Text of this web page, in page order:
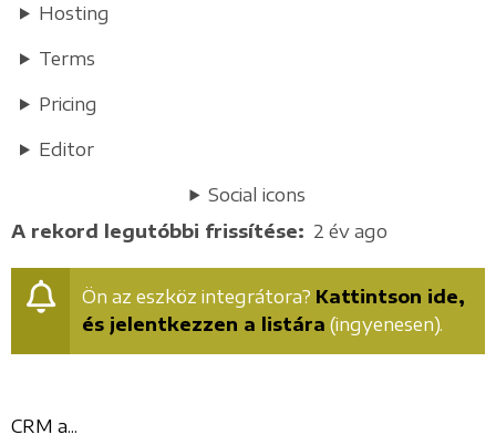
Hosting
Terms
Pricing
Editor
Social icons
A rekord legutóbbi frissítése
2 év ago
Ön az eszköz integrátora? Kattintson ide,
és jelentkezzen a listára (ingyenesen).
CRM a...